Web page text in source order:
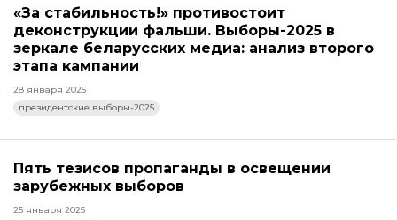
«За стабильность!» противостоит
деконструкции фальши. Выборы-2025 в
зеркале беларусских медиа: анализ второго
этапа кампании
28 января 2025
президентские выборы-2025
Пять тезисов пропаганды в освещении
зарубежных выборов
25 января 2025